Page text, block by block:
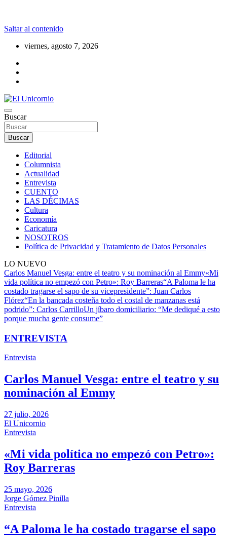
Saltar al contenido
viernes, agosto 7, 2026
El Unicornio
La realidad supera la fantasía
Buscar
Buscar
Editorial
Columnista
Actualidad
Entrevista
CUENTO
LAS DÉCIMAS
Cultura
Economía
Caricatura
NOSOTROS
Política de Privacidad y Tratamiento de Datos Personales
LO NUEVO
Carlos Manuel Vesga: entre el teatro y su nominación al Emmy«Mi
vida política no empezó con Petro»: Roy Barreras“A Paloma le ha
costado tragarse el sapo de su vicepresidente”: Juan Carlos
Flórez“En la bancada costeña todo el costal de manzanas está
podrido”: Carlos CarrilloUn jíbaro domiciliario: “Me dediqué a esto
porque mucha gente consume”
ENTREVISTA
Entrevista
Carlos Manuel Vesga: entre el teatro y su
nominación al Emmy
27 julio, 2026
El Unicornio
Entrevista
«Mi vida política no empezó con Petro»:
Roy Barreras
25 mayo, 2026
Jorge Gómez Pinilla
Entrevista
“A Paloma le ha costado tragarse el sapo